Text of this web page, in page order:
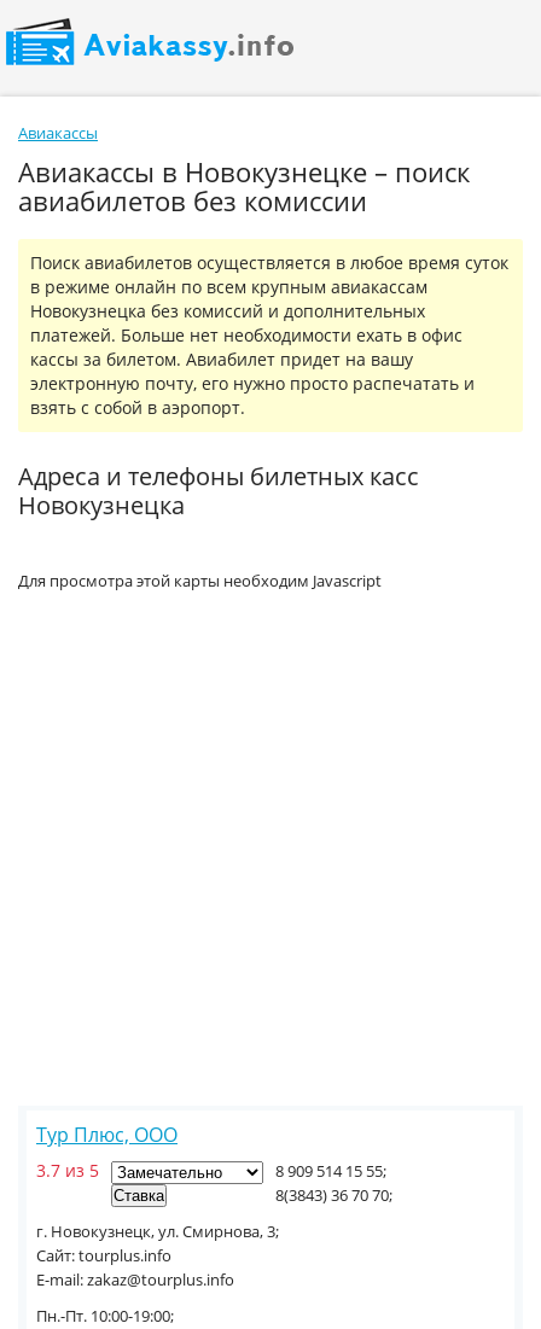
Авиакассы
Авиакассы в Новокузнецке – поиск
авиабилетов без комиссии
Поиск авиабилетов осуществляется в любое время суток
в режиме онлайн по всем крупным авиакассам
Новокузнецка без комиссий и дополнительных
платежей. Больше нет необходимости ехать в офис
кассы за билетом. Авиабилет придет на вашу
электронную почту, его нужно просто распечатать и
взять с собой в аэропорт.
Адреса и телефоны билетных касс
Новокузнецка
Для просмотра этой карты необходим Javascript
Тур Плюс, ООО
3.7 из 5
г. Новокузнецк, ул. Смирнова, 3;
Сайт: tourplus.info
E-mail: zakaz@tourplus.info
8 909 514 15 55;
8(3843) 36 70 70;
Пн.-Пт. 10:00-19:00;